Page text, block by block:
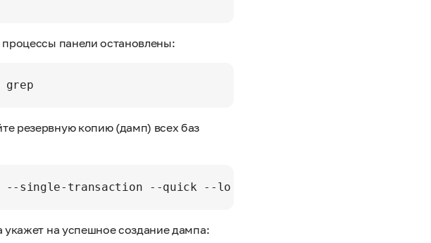
панели остановлены:
резервную копию (дамп) всех баз
укажет на успешное создание дампа: